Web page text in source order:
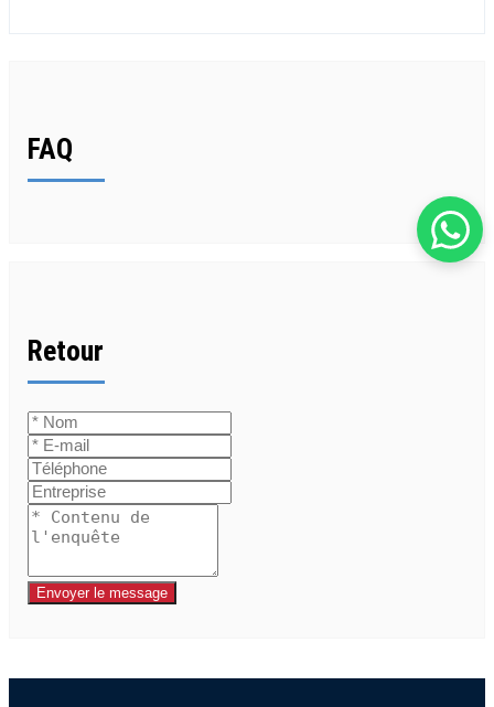
FAQ
Retour
Envoyer le message